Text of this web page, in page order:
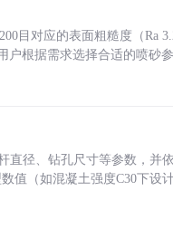
目对应的表面粗糙度（Ra
根据需求选择合适的喷砂参
直径、钻孔尺寸等参数，并
值（如混凝土强度C30下设